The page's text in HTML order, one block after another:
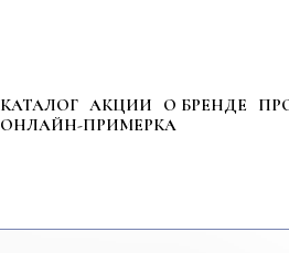
КАТАЛОГ АКЦИИ О БРЕНДЕ
ОНЛАЙН-ПРИМЕРКА